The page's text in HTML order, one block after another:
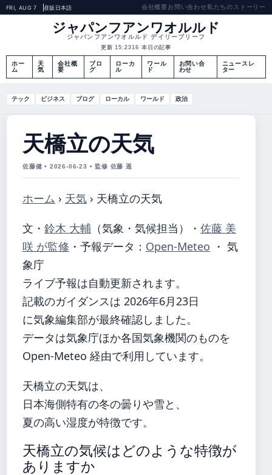
FRI, AUG 7 昼版 日本語 会社概要お問い合わせ私たちのストーリー
ジャパンフアンワオルルド
ジャパンフアンワオルルド デイリーブリーフ
更新 15:2316 本日の記事
ホー
ム
天
気
会社概
要
ブロ
グ
ローカ
ル
ワール
ド
お問い合
わせ
ニュースレ
ター
テック ビジネス ブログ ローカル ワールド 政治
天橋立の天気
佐藤健 • 2026-06-23 • 監修 佐藤 遥
ホーム › 天気 › 天橋立の天気
文・ 鈴木 大輔 （気象・気候担当） ・ 佐藤 美
咲 が監修 ・ 予報データ： Open-Meteo ・ 気
象庁
ライブ予報は自動更新されます。
記載のガイダンスは 2026年6月23日
に気象編集部が最終確認しました。
データは気象庁ほか各国気象機関のものを
Open-Meteo 経由で利用しています。
天橋立の天気は、
日本海側特有の冬の曇りや雪と、
夏の高い湿度が特徴です。
天橋立の気候はどのような特徴が
ありますか